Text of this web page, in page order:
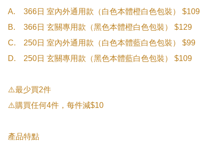
A.	366日 室內外通用款（白色本體橙白色包裝） $109
B.	366日 玄關專用款（黑色本體橙白色包裝） $129
C.	250日 室內外通用款（白色本體藍白色包裝） $99
D.	250日 玄關專用款（黑色本體藍白色包裝） $109
⚠️最少買2件
⚠️購買任何4件，每件減$10
產品特點